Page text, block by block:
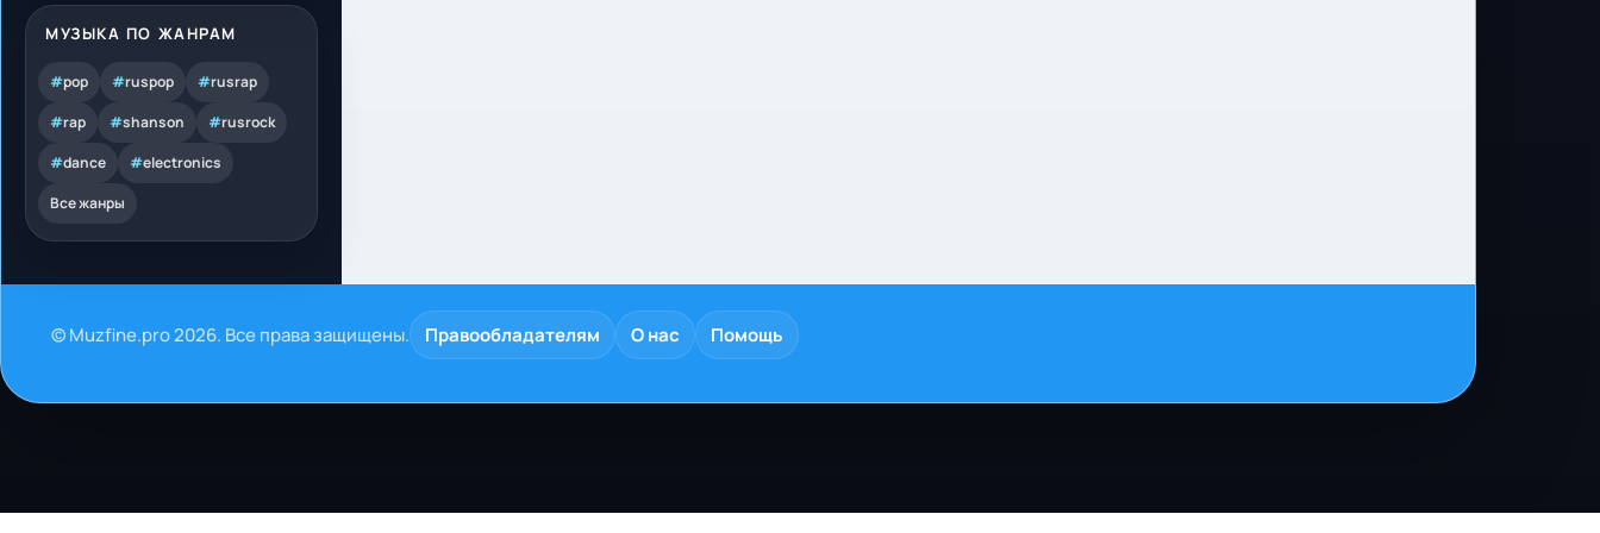
МУЗЫКА ПО ЖАНРАМ
#pop #ruspop #rusrap
#rap #shanson #rusrock
#dance #electronics
Все жанры
© Muzfine.pro 2026. Все права защищены. Правообладателям О нас Помощь